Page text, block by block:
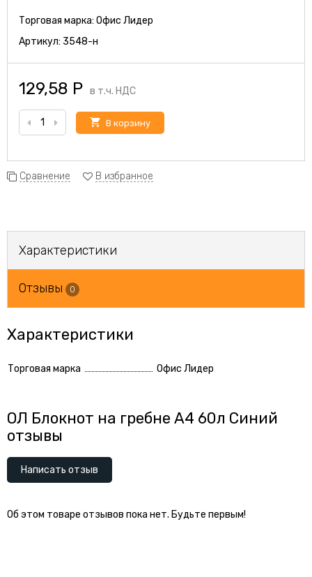
Торговая марка: Офис Лидер
Артикул: 3548-н
129,58 Р в т.ч. НДС
В корзину
Сравнение В избранное
Характеристики
Отзывы 0
Характеристики
Торговая марка Офис Лидер
ОЛ Блокнот на гребне А4 60л Синий
отзывы
Написать отзыв
Об этом товаре отзывов пока нет. Будьте первым!